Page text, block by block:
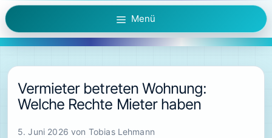
Zum
Inhalt
springen
Menü
Vermieter betreten Wohnung:
Welche Rechte Mieter haben
5. Juni 2026 von Tobias Lehmann